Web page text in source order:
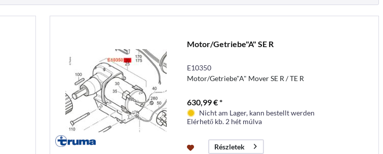
Motor/Getriebe"A" SE R
E10350
Motor/Getriebe"A" Mover SE R / TE R
630,99 € *
Nicht am Lager, kann bestellt werden
Elérhető kb. 2 hét múlva
Részletek